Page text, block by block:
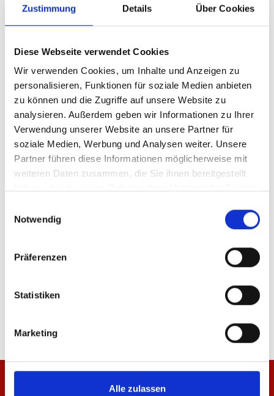
Zustimmung Details Über Cookies
Diese Webseite verwendet Cookies
Wir verwenden Cookies, um Inhalte und Anzeigen zu
personalisieren, Funktionen für soziale Medien anbieten
zu können und die Zugriffe auf unsere Website zu
analysieren. Außerdem geben wir Informationen zu Ihrer
Verwendung unserer Website an unsere Partner für
soziale Medien, Werbung und Analysen weiter. Unsere
Partner führen diese Informationen möglicherweise mit
weiteren Daten zusammen, die Sie ihnen bereitgestellt
Notwendig
Präferenzen
Statistiken
Marketing
Alle zulassen
Sofort verfügbar, Lieferzeit: 1-3 Tage
IN DEN WARENKORB
Produktdetails